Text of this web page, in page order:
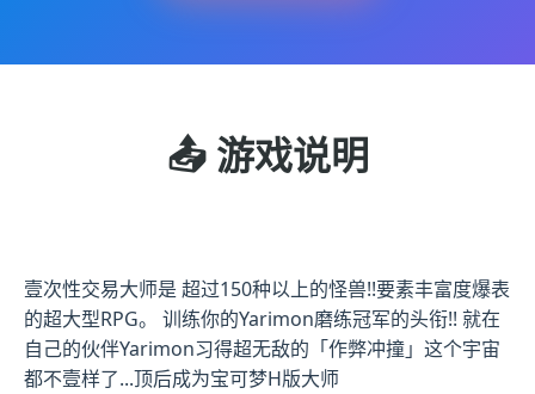
📤 游戏说明
壹次性交易大师是 超过150种以上的怪兽!!要素丰富度爆表
的超大型RPG。 训练你的Yarimon磨练冠军的头衔!! 就在
自己的伙伴Yarimon习得超无敌的「作弊冲撞」这个宇宙
都不壹样了...顶后成为宝可梦H版大师